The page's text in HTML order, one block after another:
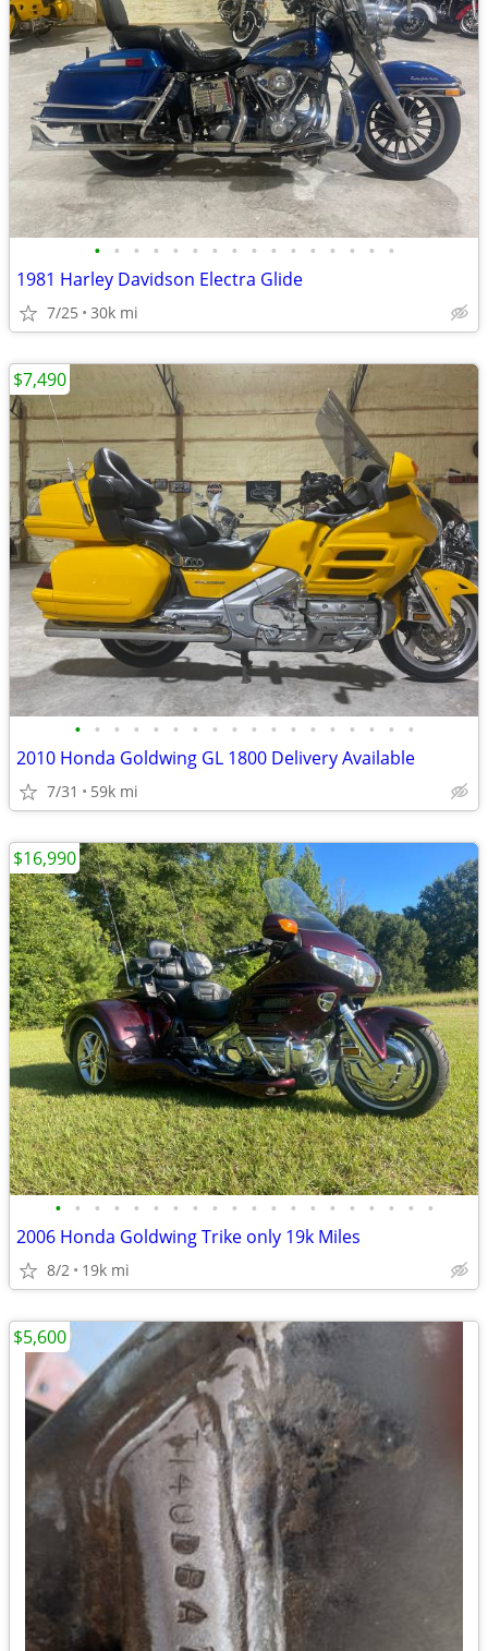
• • • • • • • • • • • • • • • •
1981 Harley Davidson Electra Glide
7/25 30k mi
• • • • • • • • • • • • • • • • • •
2010 Honda Goldwing GL 1800 Delivery Available
7/31 59k mi
$7,490
• • • • • • • • • • • • • • • • • • • •
2006 Honda Goldwing Trike only 19k Miles
8/2 19k mi
$16,990
$5,600